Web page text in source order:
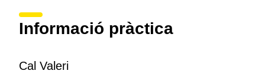
Informació pràctica
Cal Valeri